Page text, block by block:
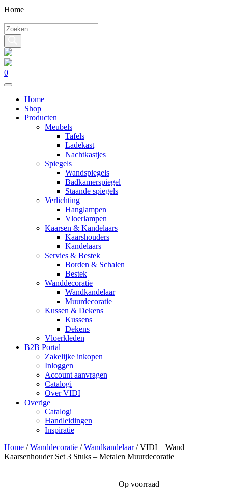
Home
Producten
zoeken
0
Home
Shop
Producten
Meubels
Tafels
Ladekast
Nachtkastjes
Spiegels
Wandspiegels
Badkamerspiegel
Staande spiegels
Verlichting
Hanglampen
Vloerlampen
Kaarsen & Kandelaars
Kaarshouders
Kandelaars
Servies & Bestek
Borden & Schalen
Bestek
Wanddecoratie
Wandkandelaar
Muurdecoratie
Kussen & Dekens
Kussens
Dekens
Vloerkleden
B2B Portal
Zakelijke inkopen
Inloggen
Account aanvragen
Catalogi
Over VIDI
Overige
Catalogi
Handleidingen
Inspiratie
Home /Wanddecoratie /Wandkandelaar/VIDI – Wand
Kaarsenhouder Set 3 Stuks – Metalen Muurdecoratie
Op voorraad